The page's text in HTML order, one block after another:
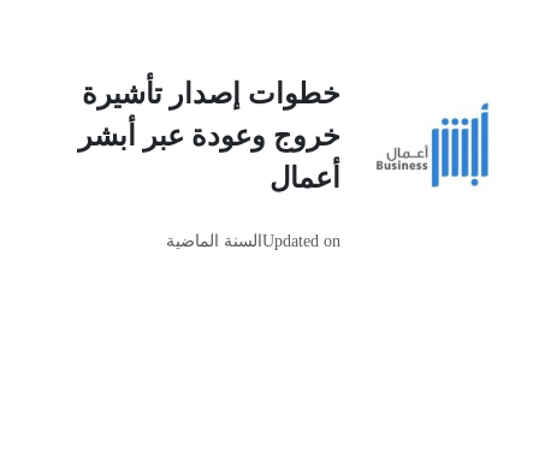
خطوات إصدار تأشيرة
خروج وعودة عبر أبشر
أعمال
Updated onالسنة الماضية